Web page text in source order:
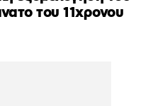
του 11χρονου